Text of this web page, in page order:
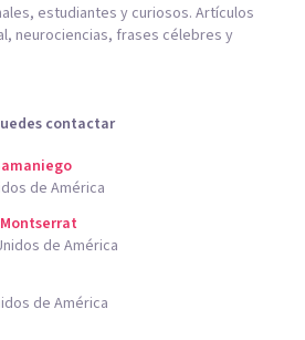
estudiantes y curiosos. Artículos
neurociencias, frases célebres y
contactar
de América
de América
de América